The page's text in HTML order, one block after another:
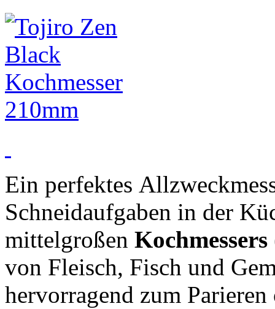
Ein perfektes
Schneidaufgaben in der
mittelgroßen
von Fleisch, Fisch und
hervorragend zum